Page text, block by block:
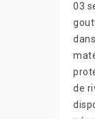
03
de